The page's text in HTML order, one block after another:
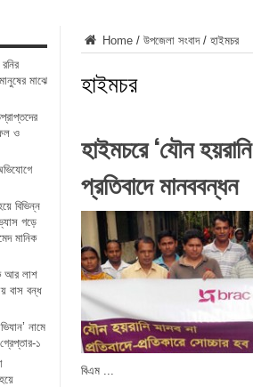
Home / উপজেলা সংবাদ / হাইমচর
হাইমচর
হাইমচরে ‘যৌন
প্রতিবাদে মানববন্ধন
বিএম ...
মাঝে
ও
বিভিন্ন
গড়ে
মানিক
আর লাশ
বাস বন্ধ
নামে
১